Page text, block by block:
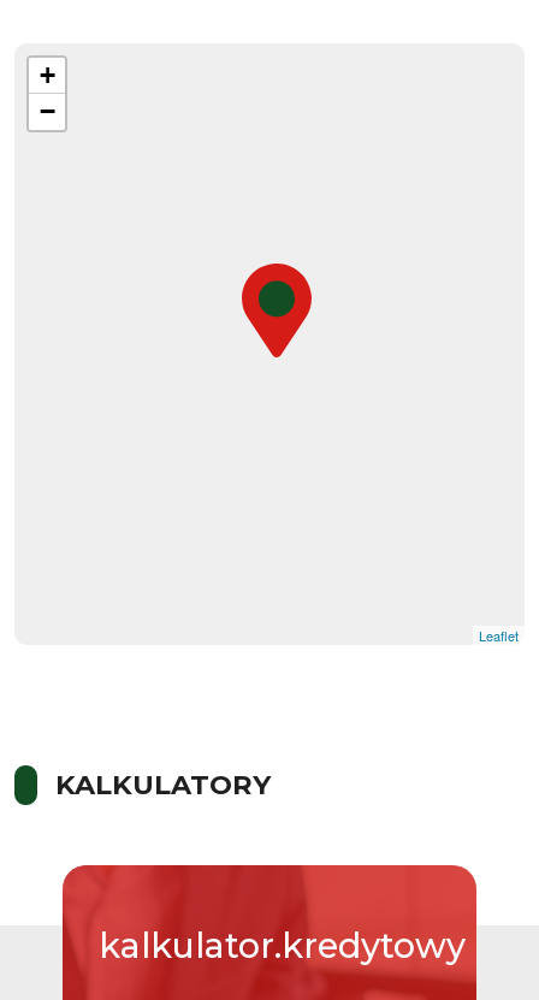
+
−
Leaflet
KALKULATORY
kalkulator.kredytowy